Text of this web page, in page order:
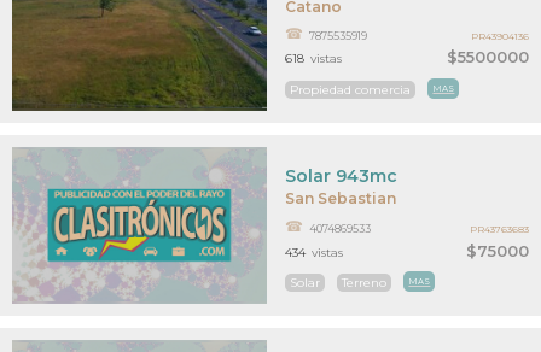
Catano
$5500000
7875535919
Propiedad comercia MAS
618 vistas
PR43904136
San Sebastian
$75000
Solar 943mc
4074869533
Solar Terreno MAS
434 vistas
PR43763683